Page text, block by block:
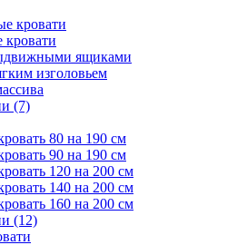
кровати
кровати
ящиками
изголовьем
(7)
80 на 190 см
90 на 190 см
120 на 200 см
140 на 200 см
160 на 200 см
(12)